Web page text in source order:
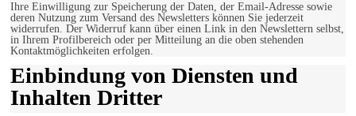
Ihre Einwilligung zur Speicherung der Daten, der Email-Adresse sowie
deren Nutzung zum Versand des Newsletters können Sie jederzeit
widerrufen. Der Widerruf kann über einen Link in den Newslettern selbst,
in Ihrem Profilbereich oder per Mitteilung an die oben stehenden
Kontaktmöglichkeiten erfolgen.
Einbindung von Diensten und
Inhalten Dritter